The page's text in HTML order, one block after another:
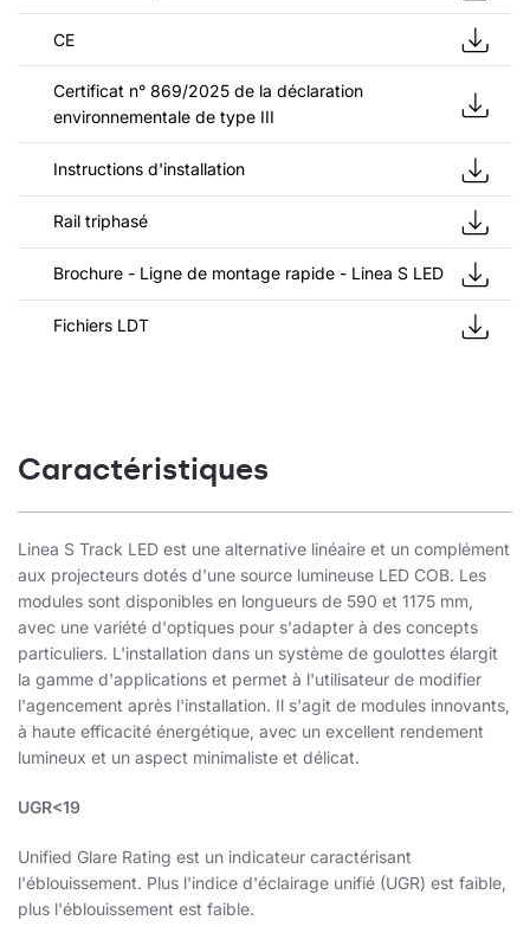
CE
Certificat n° 869/2025 de la déclaration
environnementale de type III
Instructions d'installation
Rail triphasé
Brochure - Ligne de montage rapide - Linea S LED
Fichiers LDT
Caractéristiques
Linea S Track LED est une alternative linéaire et un complément
aux projecteurs dotés d'une source lumineuse LED COB. Les
modules sont disponibles en longueurs de 590 et 1175 mm,
avec une variété d'optiques pour s'adapter à des concepts
particuliers. L'installation dans un système de goulottes élargit
la gamme d'applications et permet à l'utilisateur de modifier
l'agencement après l'installation. Il s'agit de modules innovants,
à haute efficacité énergétique, avec un excellent rendement
lumineux et un aspect minimaliste et délicat.
UGR<19
Unified Glare Rating est un indicateur caractérisant
l'éblouissement. Plus l'indice d'éclairage unifié (UGR) est faible,
plus l'éblouissement est faible.